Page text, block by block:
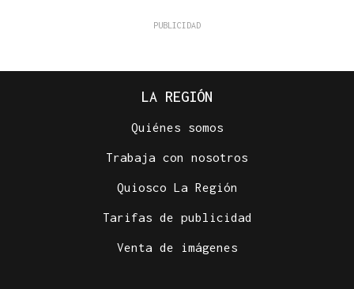
LA REGIÓN
Quiénes somos
Trabaja con nosotros
Quiosco La Región
Tarifas de publicidad
Venta de imágenes